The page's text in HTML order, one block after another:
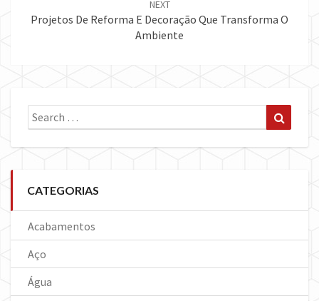
NEXT
Projetos De Reforma E Decoração Que Transforma O
Ambiente
Search
for:
CATEGORIAS
Acabamentos
Aço
Água